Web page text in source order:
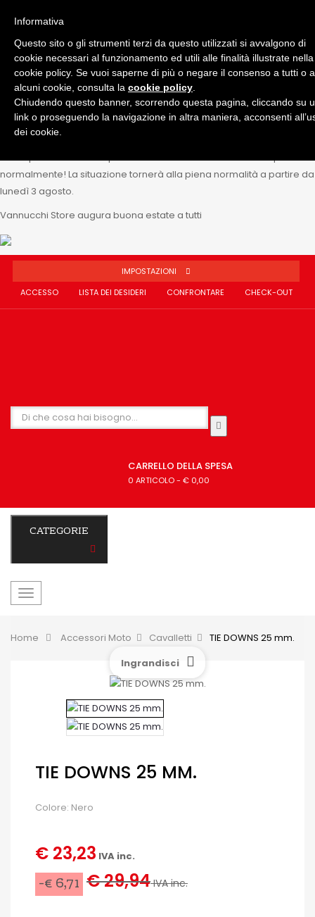
ATTENZIONE
Gentili clienti,
vogliamo informarvi che da lunedì 20 a venerdì 31 luglio il nostro
servizio di spedizione potrebbe subire alcuni ritardi rispetto ai tempi
Lo shop rimane attivo e potrete continuare a fare i vostri acquisti
normalmente! La situazione tornerà alla piena normalità a partire da
lunedì 3 agosto.
Vannucchi Store augura buona estate a tutti
IMPOSTAZIONI
ACCESSO
LISTA DEI DESIDERI CONFRONTARE CHECK-OUT
CARRELLO DELLA SPESA
0 ARTICOLO- € 0,00
CATEGORIE
navigazione
Home
&gt;Accessori Moto > Cavalletti > TIE DOWNS 25 mm.
Ingrandisci
TIE DOWNS 25 MM.
Colore: Nero
€ 23,23 IVA inc.
-€ 6,71 € 29,94IVA inc.
Informativa
Questo sito o gli strumenti terzi da questo utilizzati si avvalgono di
cookie necessari al funzionamento ed utili alle finalità illustrate nella
cookie policy. Se vuoi saperne di più o negare il consenso a tutti o
alcuni cookie, consulta la cookie policy
Chiudendo questo banner, scorrendo questa pagina, cliccando su
link o proseguendo la navigazione in altra maniera, acconsenti
dei cookie.